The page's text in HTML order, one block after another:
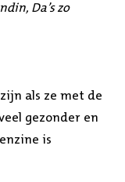
Da’s zo
als ze met de
gezonder en
is